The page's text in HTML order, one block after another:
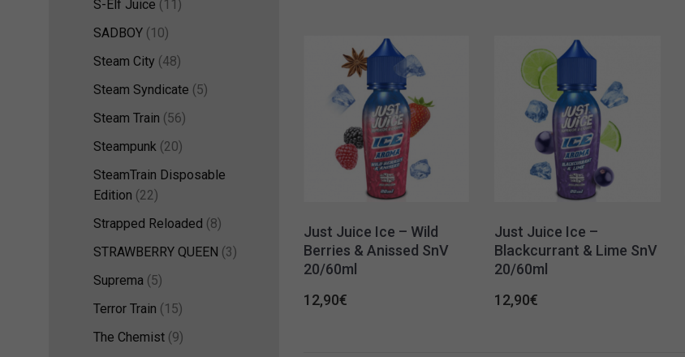
S-Elf Juice (11)
SADBOY (10)
Steam City (48)
Steam Syndicate (5)
Steam Train (56)
Steampunk (20)
SteamTrain Disposable
Edition (22)
Strapped Reloaded (8)
STRAWBERRY QUEEN (3)
Suprema (5)
Terror Train (15)
The Chemist (9)
Just Juice Ice – Wild
Berries & Anissed SnV
20/60ml
12,90€
Just Juice Ice –
Blackcurrant & Lime SnV
20/60ml
12,90€